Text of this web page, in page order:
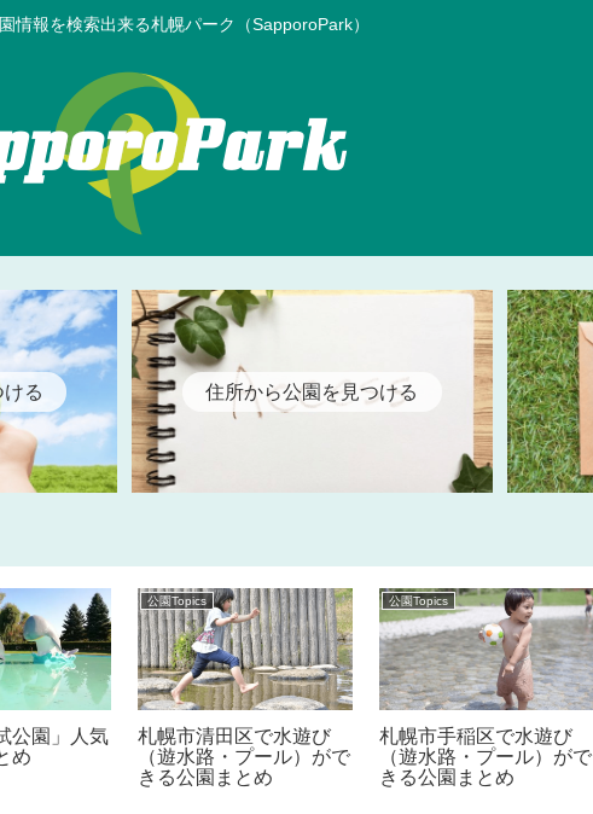
情報を検索出来る札幌パーク（SapporoPark）
る 住所から公園を見つける
公園」人気
め
公園Topics
札幌市清田区で水遊び
（遊水路・プール）がで
きる公園まとめ
公園Topics
札幌市手稲区で水遊び
（遊水路・プール）がで
きる公園まとめ